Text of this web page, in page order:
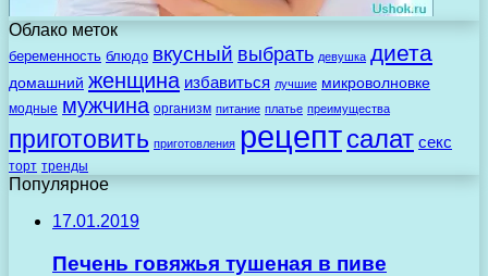
Облако меток
беременность блюдо вкусный выбрать девушка диета
домашний женщина избавиться лучшие микроволновке
модные мужчина организм питание платье преимущества
приготовить приготовления рецептсалат секс
торт тренды
Популярное
17.01.2019
Печень говяжья тушеная в пиве